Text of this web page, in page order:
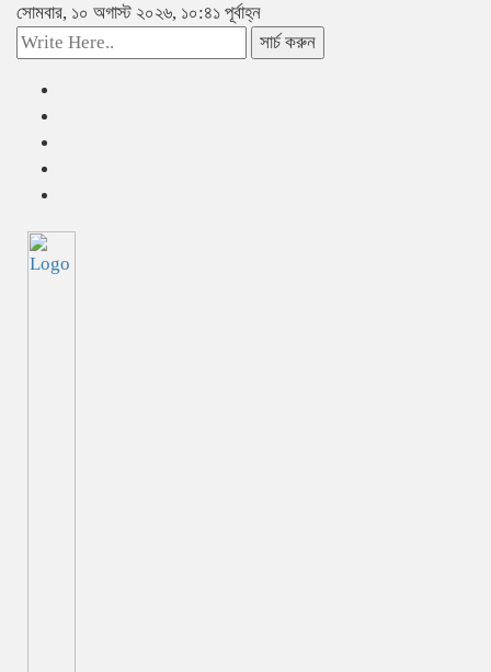
সোমবার, ১০ অগাস্ট ২০২৬, ১০:৪১ পূর্বাহ্ন
সার্চ করুন